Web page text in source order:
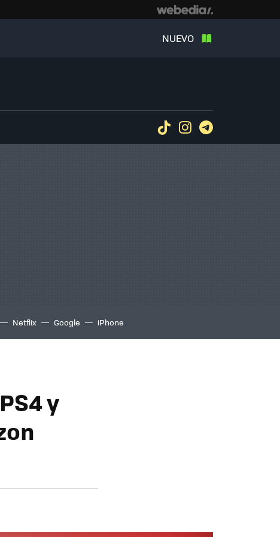
NUEVO
TiktokInstagram
Netflix Google iPhone
y